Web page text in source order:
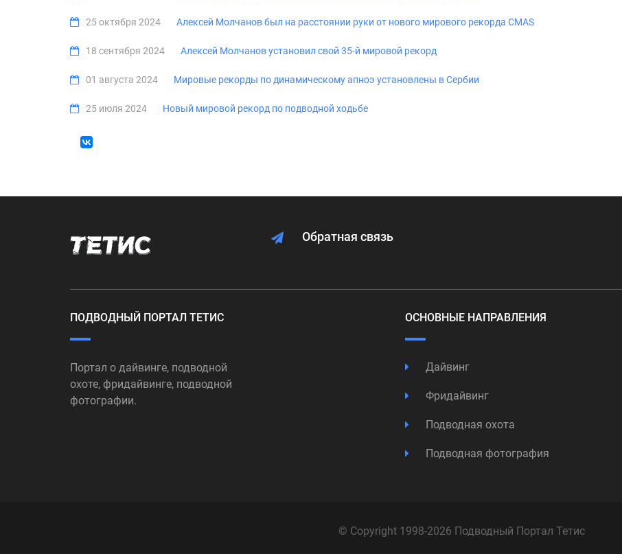
25 октября 2024 Алексей Молчанов был на расстоянии руки от нового мирового рекорда CMAS
18 сентября 2024 Алексей Молчанов установил свой 35-й мировой рекорд
01 августа 2024 Мировые рекорды по динамическому апноэ установлены в Сербии
25 июля 2024 Новый мировой рекорд по подводной ходьбе
Обратная связь
ПОДВОДНЫЙ ПОРТАЛ ТЕТИС
Портал о дайвинге, подводной
охоте, фридайвинге, подводной
фотографии.
ОСНОВНЫЕ НАПРАВЛЕНИЯ
Дайвинг
Фридайвинг
Подводная охота
Подводная фотография
© Copyright 1998-2026 Подводный Портал Тетис